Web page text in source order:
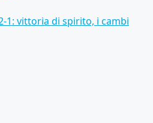
1: vittoria di spirito, i cambi